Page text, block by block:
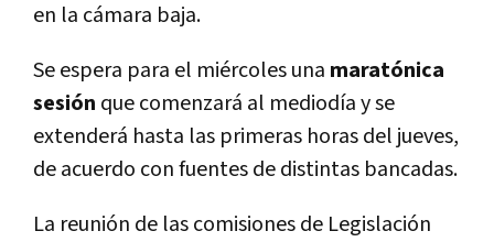
en la cámara baja.
Se espera para el miércoles una maratónica
sesión que comenzará al mediodí­a y se
extenderá hasta las primeras horas del jueves,
de acuerdo con fuentes de distintas bancadas.
La reunión de las comisiones de Legislación